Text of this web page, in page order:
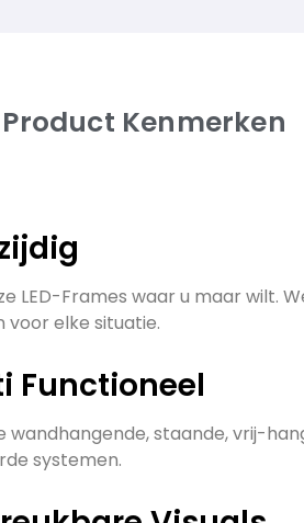
Kenmerken
LED-Frames waar u maar wilt.
voor elke situatie.
Functioneel
wandhangende, staande, vrij-
systemen.